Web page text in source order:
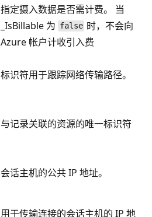
指定摄入数据是否需计费。 当
_IsBillable 为 false 时，不会向
Azure 帐户计收引入费
标识符用于跟踪网络传输路径。
与记录关联的资源的唯一标识符
会话主机的公共 IP 地址。
用于传输连接的会话主机的 IP 地